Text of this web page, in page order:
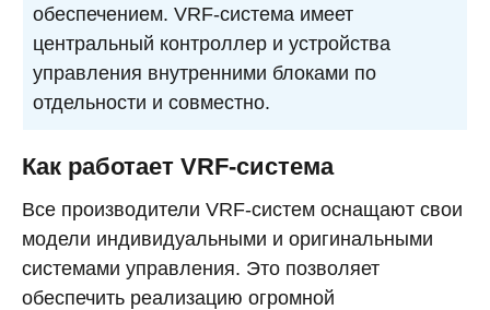
обеспечением. VRF-система имеет
центральный контроллер и устройства
управления внутренними блоками по
отдельности и совместно.
Как работает VRF-система
Все производители VRF-систем оснащают свои
модели индивидуальными и оригинальными
системами управления. Это позволяет
обеспечить реализацию огромной